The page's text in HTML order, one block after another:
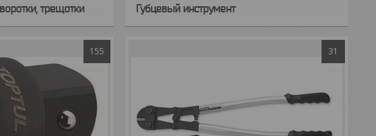
трещотки Губцевый инструмент
155 31